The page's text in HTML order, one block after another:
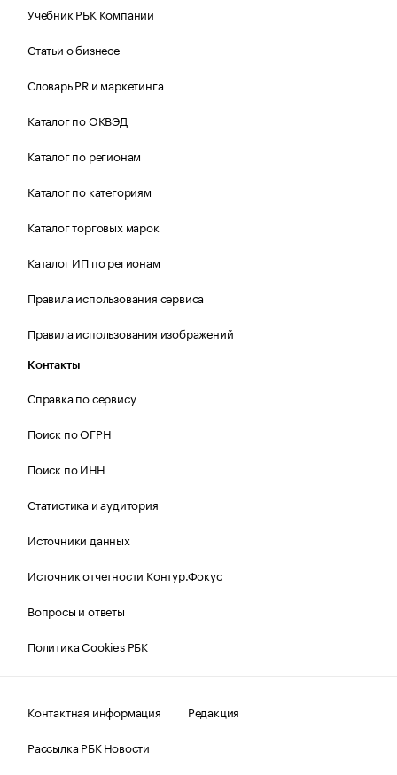
Учебник РБК Компании
Статьи о бизнесе
Словарь PR и маркетинга
Каталог по ОКВЭД
Каталог по регионам
Каталог по категориям
Каталог торговых марок
Каталог ИП по регионам
Правила использования сервиса
Правила использования изображений
Контакты
Справка по сервису
Поиск по ОГРН
Поиск по ИНН
Статистика и аудитория
Источники данных
Источник отчетности Контур.Фокус
Вопросы и ответы
Политика Cookies РБК
Контактная информация
Редакция
Рассылка РБК Новости